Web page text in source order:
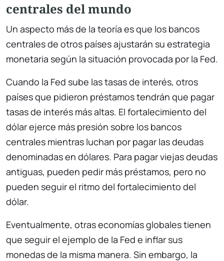
centrales del mundo
Un aspecto más de la teoría es que los bancos
centrales de otros países ajustarán su estrategia
monetaria según la situación provocada por la Fed.
Cuando la Fed sube las tasas de interés, otros
países que pidieron préstamos tendrán que pagar
tasas de interés más altas. El fortalecimiento del
dólar ejerce más presión sobre los bancos
centrales mientras luchan por pagar las deudas
denominadas en dólares. Para pagar viejas deudas
antiguas, pueden pedir más préstamos, pero no
pueden seguir el ritmo del fortalecimiento del
dólar.
Eventualmente, otras economías globales tienen
que seguir el ejemplo de la Fed e inflar sus
monedas de la misma manera. Sin embargo, la